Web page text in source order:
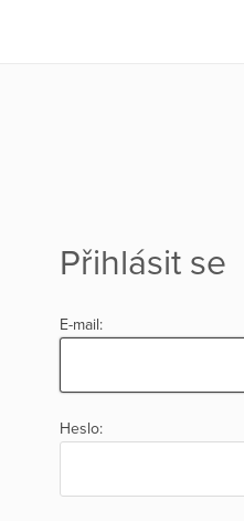
Přihlásit se
E-mail:
Heslo: